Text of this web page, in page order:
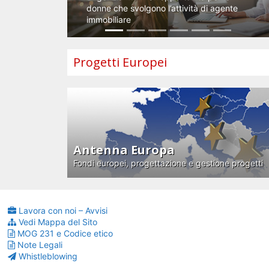
donne che svolgono l’attività di agente
immobiliare
Progetti Europei
Antenna Europa
Fondi europei, progettazione e gestione progetti
Lavora con noi – Avvisi
Vedi Mappa del Sito
MOG 231 e Codice etico
Note Legali
Whistleblowing